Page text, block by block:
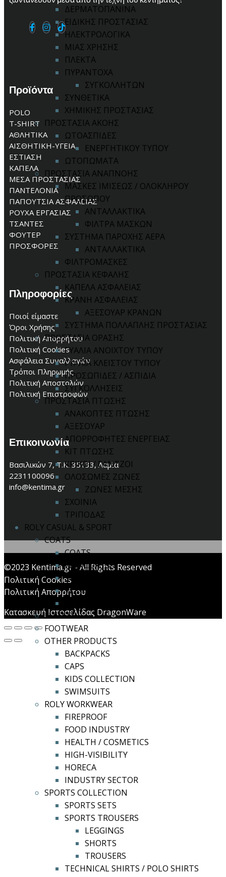
ΔΕΡΜΑΤΟΠΑΝΙΝΑ
ΕΙΔΙΚΗΣ ΠΡΟΣΤΑΣΙΑΣ
ΗΛΕΚΤΡΟΛΟΓΙΚΑ
ΜΙΑΣ ΧΡΗΣΗΣ
ΠΛΕΚΤΑ
ΠΥΡΑΝΤΟΧΑ
ΣΥΓΚΟΛΛΗΤΩΝ
ΣΥΝΘΕΤΙΚΑ
ΧΗΜΙΚΗΣ ΠΡΟΣΤΑΣΙΑΣ
ΠΡΟΣΤΑΣΙΑ ΑΚΟΗΣ
ΩΤΟΑΣΠΙΔΕΣ
ΕΝΕΡΓΗΤΙΚΟΥ ΤΥΠΟΥ
ΩΤΟΠΩΜΑΤΑ
ΠΡΟΣΤΑΣΙΑ ΑΝΑΠΝΟΗΣ
ΜΑΣΚΕΣ ΙΜΙΣΕΩΣ / ΟΛΟΚΛΗΡΟΥ
ΠΡΟΣΩΠΟΥ
ΑΝΤΑΛΛΑΚΤΙΚΑ
ΦΙΛΤΡΑ ΜΑΣΚΩΝ
ΣΥΣΤΗΜΑ ΠΑΡΟΧΗΣ ΑΕΡΑ
ΑΝΤΑΛΛΑΚΤΙΚΑ
ΦΙΛΤΡΟΜΑΣΚΕΣ
ΠΡΟΣΤΑΣΙΑ ΚΕΦΑΛΗΣ
ΚΑΠΕΛΑ ΑΣΦΑΛΕΙΑΣ
ΚΡΑΝΗ ΑΣΦΑΛΕΙΑΣ
ΑΞΕΣΟΥΑΡ ΚΡΑΝΩΝ
ΣΥΣΤΗΜΑ ΠΟΛΛΑΠΛΗΣ ΠΡΟΣΤΑΣΙΑΣ
ΠΡΟΣΤΑΣΙΑ ΟΡΑΣΗΣ
ΓΥΑΛΙΑ ΑΝΟΙΧΤΟΥ ΤΥΠΟΥ
ΓΥΑΛΙΑ ΚΛΕΙΣΤΟΥ ΤΥΠΟΥ
ΠΡΟΣΩΠΙΔΕΣ / ΑΣΠΙΔΙΑ
ΣΥΓΚΟΛΛΗΣΕΙΣ
ΠΡΟΣΤΑΣΙΑ ΠΤΩΣΗΣ
ΑΝΑΚΟΠΤΕΣ ΠΤΩΣΗΣ
ΑΞΕΣΟΥΑΡ
ΑΠΟΡΡΟΦΗΤΕΣ ΕΝΕΡΓΕΙΑΣ
ΚΙΤ ΠΤΩΣΗΣ
ΚΡΙΚΟΙ / ΓΑΝΤΖΟΙ
ΟΛΟΣΩΜΕΣ ΖΩΝΕΣ
ΖΩΝΕΣ ΜΕΣΗΣ
ΣΧΟΙΝΙΑ
ΤΡΙΠΟΔΑΣ
ROLY CASUAL & SPORT
COATS
COATS
RAINCOATS
SOFTSHELL
VESTS
FLEECES
FOOTWEAR
OTHER PRODUCTS
BACKPACKS
CAPS
KIDS COLLECTION
SWIMSUITS
ROLY WORKWEAR
FIREPROOF
FOOD INDUSTRY
HEALTH / COSMETICS
HIGH-VISIBILITY
HORECA
INDUSTRY SECTOR
SPORTS COLLECTION
SPORTS SETS
SPORTS TROUSERS
LEGGINGS
SHORTS
TROUSERS
TECHNICAL SHIRTS / POLO SHIRTS
Προϊόντα
POLO
T-SHIRT
ΑΘΛΗΤΙΚΑ
ΑΙΣΘΗΤΙΚΗ-ΥΓΕΙΑ
ΕΣΤΙΑΣΗ
ΚΑΠΕΛΑ
ΜΕΣΑ ΠΡΟΣΤΑΣΙΑΣ
ΠΑΝΤΕΛΟΝΙΑ
ΠΑΠΟΥΤΣΙΑ ΑΣΦΑΛΕΙΑΣ
ΡΟΥΧΑ ΕΡΓΑΣΙΑΣ
ΤΣΑΝΤΕΣ
ΦΟΥΤΕΡ
ΠΡΟΣΦΟΡΕΣ
Πληροφορίες
Ποιοί είμαστε
Όροι Χρήσης
Πολιτική Απορρήτου
Πολιτική Cookies
Ασφάλεια Συναλλαγών
Τρόποι Πληρωμής
Πολιτική Αποστολών
Πολιτική Επιστροφών
Επικοινωνία
Βασιλικών 7, Τ.Κ. 35133, Λαμία
2231100096
info@kentima.gr
©2023 Kentima.gr - All Rights Reserved
Πολιτική Cookies
Πολιτική Απορρήτου
Κατασκευή Ιστοσελίδας DragonWare